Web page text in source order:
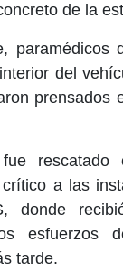
de la
paramédicos
del
a las
donde
esfuerzos
tarde.